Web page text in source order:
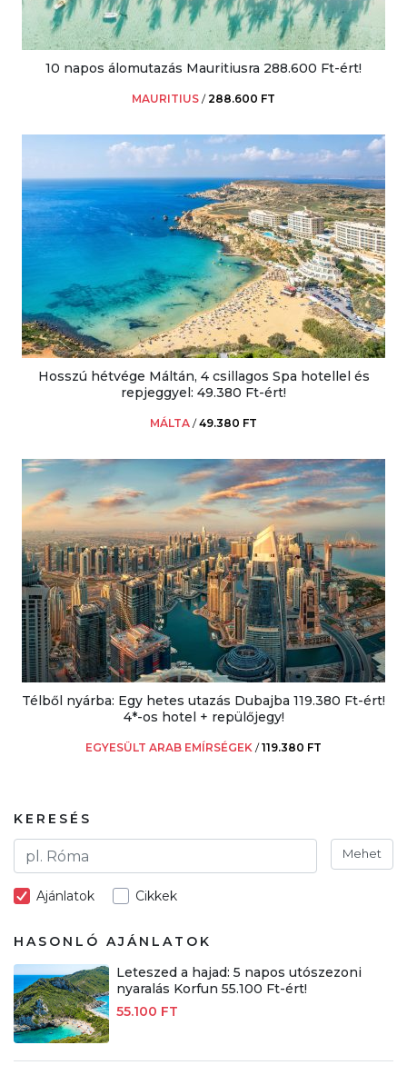
10 napos álomutazás Mauritiusra 288.600 Ft-ért!
MAURITIUS /288.600 FT
Hosszú hétvége Máltán, 4 csillagos Spa hotellel és
repjeggyel: 49.380 Ft-ért!
MÁLTA /49.380 FT
Télből nyárba: Egy hetes utazás Dubajba 119.380 Ft-ért!
4*-os hotel + repülőjegy!
EGYESÜLT ARAB EMÍRSÉGEK /119.380 FT
KERESÉS
Mehet
Ajánlatok Cikkek
HASONLÓ AJÁNLATOK
Leteszed a hajad: 5 napos utószezoni
nyaralás Korfun 55.100 Ft-ért!
55.100 FT